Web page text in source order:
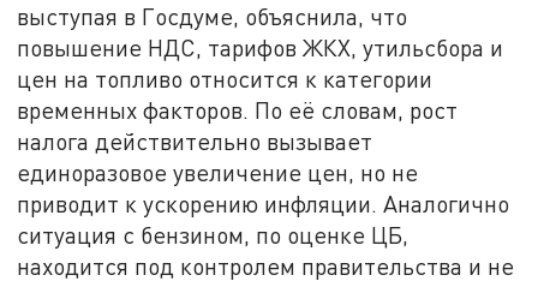
выступая в Госдуме, объяснила, что
повышение НДС, тарифов ЖКХ, утильсбора и
цен на топливо относится к категории
временных факторов. По её словам, рост
налога действительно вызывает
единоразовое увеличение цен, но не
приводит к ускорению инфляции. Аналогично
ситуация с бензином, по оценке ЦБ,
находится под контролем правительства и не